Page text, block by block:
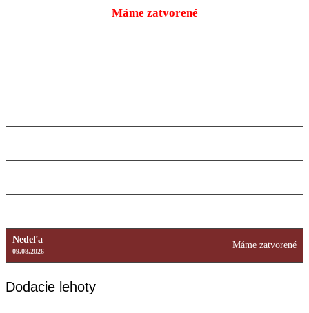
Máme zatvorené
Nedeľa
09.08.2026
Máme zatvorené
Dodacie lehoty